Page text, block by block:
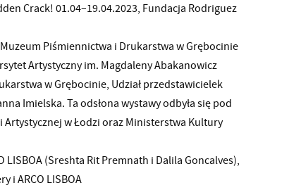
Crack! 01.04–19.04.2023, Fundacja Rodriguez
Piśmiennictwa i Drukarstwa w Grębocinie
Artystyczny im. Magdaleny Abakanowicz
w Grębocinie, Udział przedstawicielek
Imielska. Ta odsłona wystawy odbyła się pod
w Łodzi oraz Ministerstwa Kultury
LISBOA (Sreshta Rit Premnath i Dalila Goncalves),
i ARCO LISBOA